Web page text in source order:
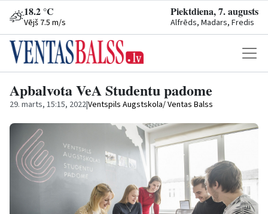
18.2 °C
Vējš 7.5 m/s
Piektdiena, 7. augusts
Alfrēds, Madars, Fredis
Apbalvota VeA Studentu padome
29. marts, 15:15, 2022|Ventspils Augstskola/ Ventas Balss